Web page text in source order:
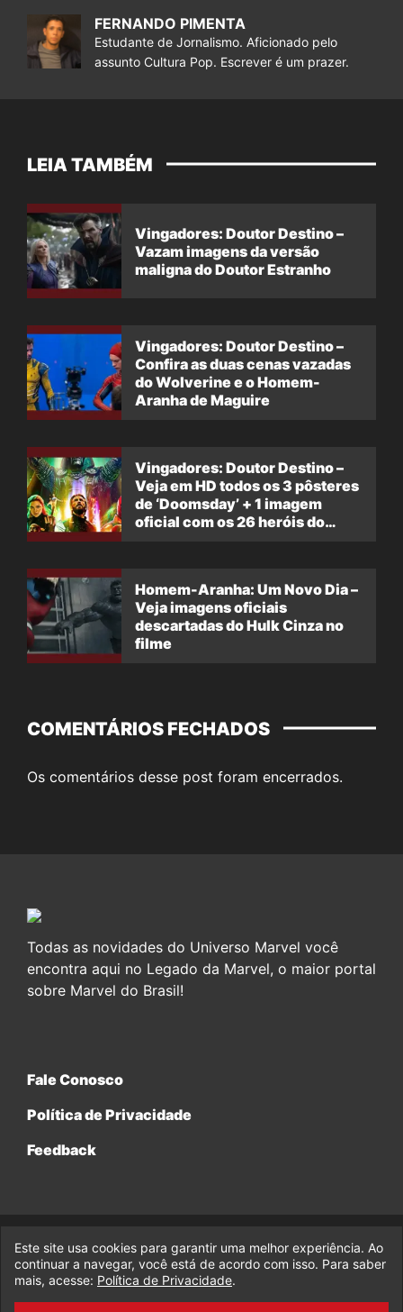
FERNANDO PIMENTA
Estudante de Jornalismo. Aficionado pelo
assunto Cultura Pop. Escrever é um prazer.
LEIA TAMBÉM
Vingadores: Doutor Destino –
Vazam imagens da versão
maligna do Doutor Estranho
Vingadores: Doutor Destino –
Confira as duas cenas vazadas
do Wolverine e o Homem-
Aranha de Maguire
Vingadores: Doutor Destino –
Veja em HD todos os 3 pôsteres
de ‘Doomsday’ + 1 imagem
oficial com os 26 heróis do
Homem-Aranha: Um Novo Dia –
Veja imagens oficiais
descartadas do Hulk Cinza no
filme
COMENTÁRIOS FECHADOS
Os comentários desse post foram encerrados.
Todas as novidades do Universo Marvel você
encontra aqui no Legado da Marvel, o maior portal
sobre Marvel do Brasil!
Fale Conosco
Política de Privacidade
Feedback
© 2017-2026 Legado da Marvel, uma empresa da Legado
Enterprises.
fabiolobo
Este site usa cookies para garantir uma melhor experiência. Ao
continuar a navegar, você está de acordo com isso. Para saber
mais, acesse: Política de Privacidade.